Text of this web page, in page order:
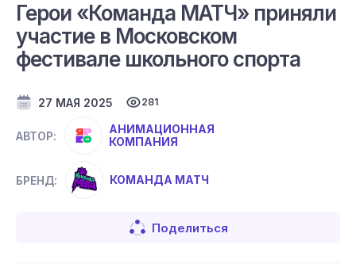
Герои «Команда МАТЧ» приняли
участие в Московском
фестивале школьного спорта
27 МАЯ 2025 281
АВТОР:
АНИМАЦИОННАЯ
КОМПАНИЯ
БРЕНД: КОМАНДА МАТЧ
Поделиться